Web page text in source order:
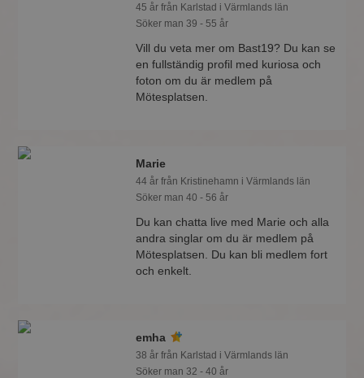
45 år från Karlstad i Värmlands län
Söker man 39 - 55 år
Vill du veta mer om Bast19? Du kan se
en fullständig profil med kuriosa och
foton om du är medlem på
Mötesplatsen.
Marie
44 år från Kristinehamn i Värmlands län
Söker man 40 - 56 år
Du kan chatta live med Marie och alla
andra singlar om du är medlem på
Mötesplatsen. Du kan bli medlem fort
och enkelt.
emha
38 år från Karlstad i Värmlands län
Söker man 32 - 40 år